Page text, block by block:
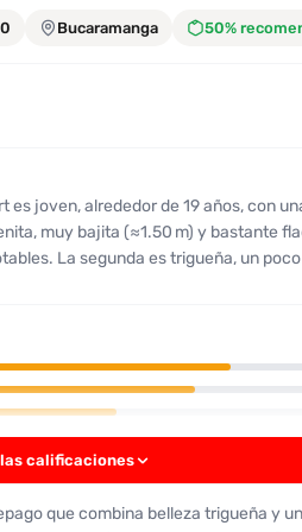
Bucaramanga 50%
es joven, alrededor de 19 años, con
muy bajita (≈1.50 m) y bastante
La segunda es trigueña, un
flácidos. En ambos casos la
y lo consideran “normal” o
“buena, metiendo y sacando sin
problema con las posiciones; en la
ambas clientes son
peticiones del cliente sin problemas.
menciona que es
reportan negativos significativos
calificaciones
que combina belleza trigueña y